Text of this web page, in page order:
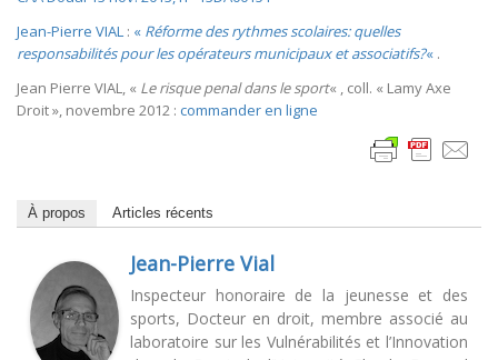
Jean-Pierre VIAL : « Réforme des rythmes scolaires: quelles
responsabilités pour les opérateurs municipaux et associatifs?« .
Jean Pierre VIAL, « Le risque penal dans le sport« , coll. « Lamy Axe
Droit », novembre 2012 : commander en ligne
À propos Articles récents
Jean-Pierre Vial
Inspecteur honoraire de la jeunesse et des
sports, Docteur en droit, membre associé au
laboratoire sur les Vulnérabilités et l’Innovation